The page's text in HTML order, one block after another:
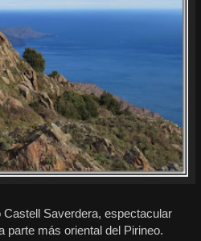
Saverdera, espectacular
parte más oriental del Pirineo.